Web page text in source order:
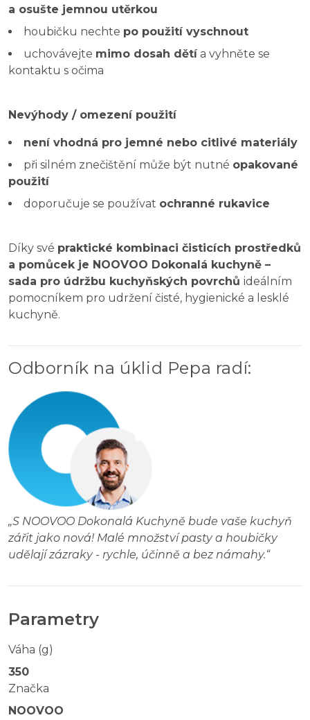
a osušte jemnou utěrkou
houbičku nechte po použití vyschnout
uchovávejte mimo dosah dětía vyhněte se
kontaktu s očima
Nevýhody / omezení použití
není vhodná pro jemné nebo citlivé materiály
při silném znečištění může být nutné opakované
použití
doporučuje se používat ochranné rukavice
Díky své praktické kombinaci čisticích prostředků
a pomůcek je NOOVOO Dokonalá kuchyně –
sada pro údržbu kuchyňských povrchů ideálním
pomocníkem pro udržení čisté, hygienické a lesklé
kuchyně.
Odborník na úklid Pepa radí:
„S NOOVOO Dokonalá Kuchyně bude vaše kuchyň
zářit jako nová! Malé množství pasty a houbičky
udělají zázraky - rychle, účinně a bez námahy.“
Parametry
Váha (g)
350
Značka
NOOVOO